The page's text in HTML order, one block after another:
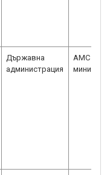
Държавна
администрация
АМС /